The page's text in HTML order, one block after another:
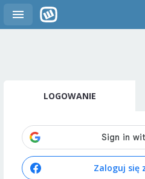
LOGOWANIE
Zaloguj się